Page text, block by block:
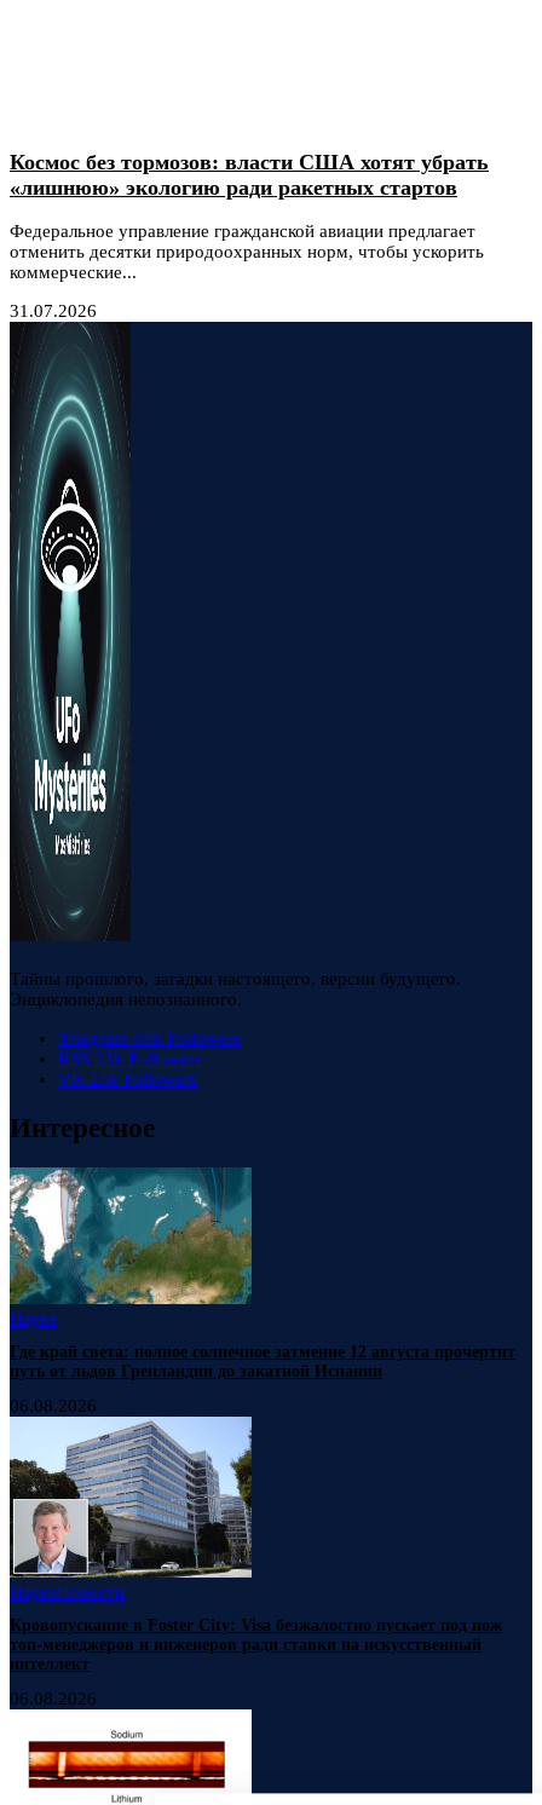
Космос без тормозов: власти США хотят убрать
«лишнюю» экологию ради ракетных стартов
Федеральное управление гражданской авиации предлагает
отменить десятки природоохранных норм, чтобы ускорить
коммерческие...
31.07.2026
Тайны прошлого, загадки настоящего, версии будущего.
Энциклопедия непознанного.
Telegram 88k Followers
RSS 23k Followers
VK 23k Followers
Интересное
Наука
Где край света: полное солнечное затмение 12 августа прочертит
путь от льдов Гренландии до закатной Испании
06.08.2026
НаукаНовости
Кровопускание в Foster City: Visa безжалостно пускает под нож
топ-менеджеров и инженеров ради ставки на искусственный
интеллект
06.08.2026